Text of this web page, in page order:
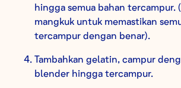
hingga semua bahan tercampur.
mangkuk untuk memastikan
tercampur dengan benar).
Tambahkan gelatin, campur
blender hingga tercampur.